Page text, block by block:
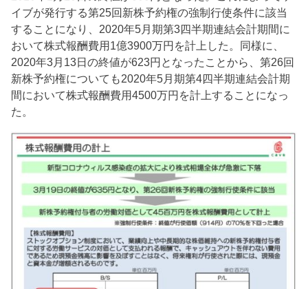
イブが発行する第25回新株予約権の強制行使条件に該当
することになり、2020年5月期第3四半期連結会計期間に
おいて株式報酬費用1億3900万円を計上した。同様に、
2020年3月13日の終値が623円となったことから、第26回
新株予約権についても2020年5月期第4四半期連結会計期
間において株式報酬費用4500万円を計上することになっ
た。